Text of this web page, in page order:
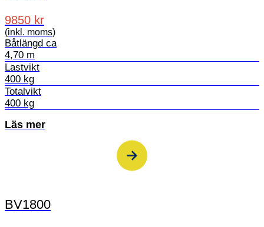
9850 kr
(inkl. moms)
Båtlängd ca
4,70 m
Lastvikt
400 kg
Totalvikt
400 kg
Läs mer
BV1800